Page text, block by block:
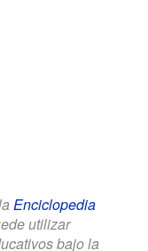
Enciclopedia
utilizar
bajo la